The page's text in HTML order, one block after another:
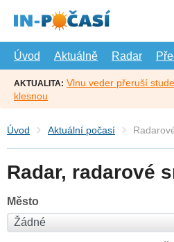
hlavní
Úvod
Aktuálně Radar
AKTUALITA: Vlnu veder přeruší
klesnou
Úvod Aktuální počasí
Radar, radarové
Město